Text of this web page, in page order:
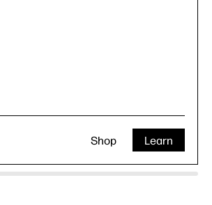
Learn
Shop